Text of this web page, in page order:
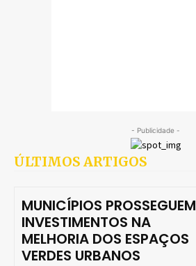
- Publicidade -
ÚLTIMOS ARTIGOS
MUNICÍPIOS PROSSEGUEM
INVESTIMENTOS NA
MELHORIA DOS ESPAÇOS
VERDES URBANOS